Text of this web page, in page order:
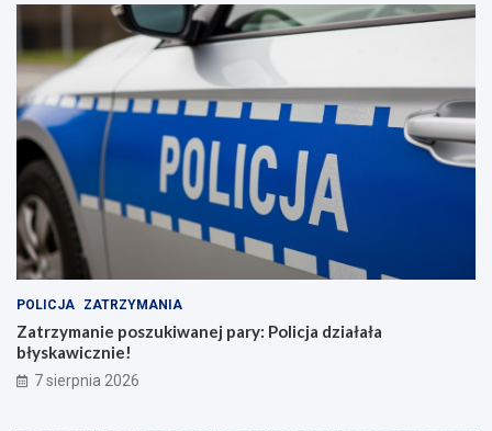
POLICJA ZATRZYMANIA
Zatrzymanie poszukiwanej pary: Policja działała
błyskawicznie!
7 sierpnia 2026